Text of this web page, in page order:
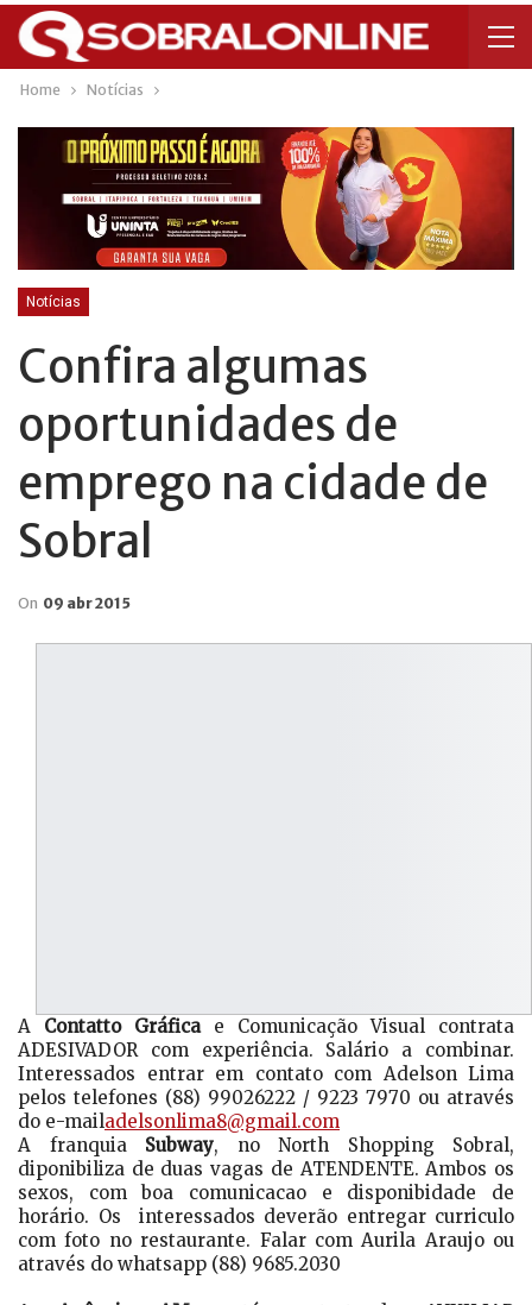
Home Notícias
Notícias
Confira algumas
oportunidades de
emprego na cidade de
Sobral
On 09 abr 2015
A Contatto Gráficae Comunicação Visual contrata
ADESIVADOR com experiência. Salário a combinar.
Interessados entrar em contato com Adelson Lima
pelos telefones (88) 99026222 / 9223 7970 ou através
do e-mailadelsonlima8@gmail.com
A franquia Subway, no North Shopping Sobral,
diponibiliza de duas vagas de ATENDENTE. Ambos os
sexos, com boa comunicacao e disponibidade de
horário. Os interessados deverão entregar curriculo
com foto no restaurante. Falar com Aurila Araujo ou
através do whatsapp (88) 9685.2030